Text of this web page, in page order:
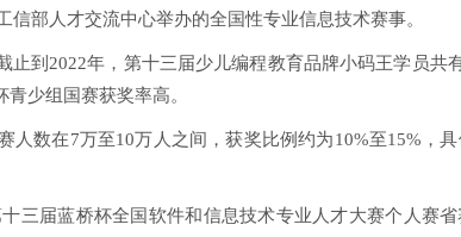
部人才交流中心举办的全国性专业信息技术赛事。
到2022年，第十三届少儿编程教育品牌小码王学员共
少组国赛获奖率高。
数在7万至10万人之间，获奖比例约为10%至15%，具
三届蓝桥杯全国软件和信息技术专业人才大赛个人赛省